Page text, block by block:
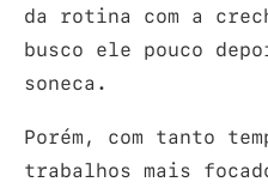
da rotina com a
busco ele pouco
soneca.
Porém, com tanto
trabalhos mais